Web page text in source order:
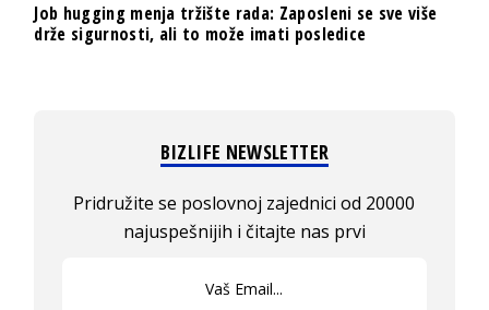
Job hugging menja tržište rada: Zaposleni se sve više
drže sigurnosti, ali to može imati posledice
BIZLIFE NEWSLETTER
Pridružite se poslovnoj zajednici od 20000
najuspešnijih i čitajte nas prvi